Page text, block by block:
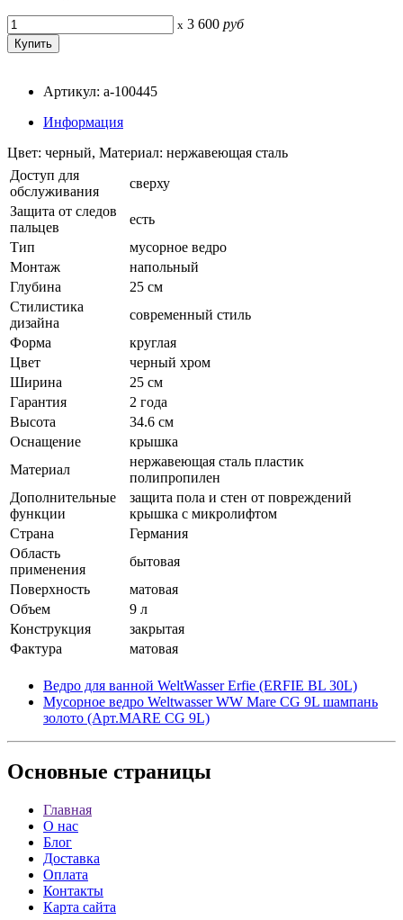
x 3 600 руб
Артикул: a-100445
Информация
Цвет: черный, Материал: нержавеющая сталь
Доступ для
обслуживания
сверху
Защита от следов
пальцев
есть
Тип
мусорное ведро
Монтаж
напольный
Глубина
25 см
Стилистика
дизайна
современный стиль
Форма
круглая
Цвет
черный хром
Ширина
25 см
Гарантия
2 года
Высота
34.6 см
Оснащение
крышка
Материал
нержавеющая сталь пластик
полипропилен
Дополнительные
функции
защита пола и стен от повреждений
крышка с микролифтом
Страна
Германия
Область
применения
бытовая
Поверхность
матовая
Объем
9 л
Конструкция
закрытая
Фактура
матовая
Ведро для ванной WeltWasser Erfie (ERFIE BL 30L)
Мусорное ведро Weltwasser WW Mare CG 9L шампань
золото (Арт.MARE CG 9L)
Основные страницы
Главная
О нас
Блог
Доставка
Оплата
Контакты
Карта сайта